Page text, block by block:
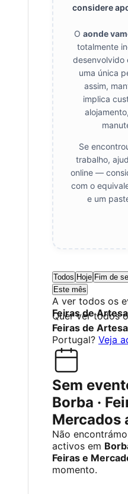
considere
O aonde
totalmente
desenvolvido
uma única
assim,
implica
Se
trabalho,
online —
com o
e um
Todos Hoje Fim de
Este mês
A ver todos os
Feiras de
Quer ver todos
Feiras de
Portugal? Veja
Sem
Borba ·
Mercados
Não
activos em
Feiras e
momento.